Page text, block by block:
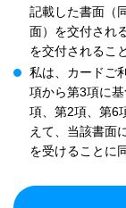
記載した書面（
面）を交付され
を交付されるこ
私は、カードご
項から第3項に
項、第2項、第6
えて、当該書面
を受けることに